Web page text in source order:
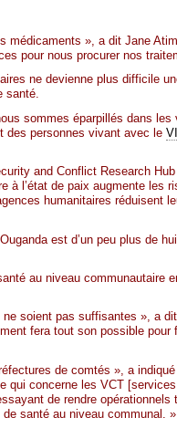
médicaments », a dit Jane
pour nous procurer nos
ne devienne plus difficile
santé.
sommes éparpillés dans les
des personnes vivant avec le
and Conflict Research
à l’état de paix augmente les
humanitaires réduisent
est d’un peu plus de
au niveau communautaire
soient pas suffisantes », a
fera tout son possible pour
de comtés », a indiqué
qui concerne les VCT
de rendre opérationnels
santé au niveau communal. »